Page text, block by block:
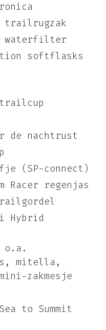
trailrugzak
waterfilter
softflasks
trailcup
de nachtrust
(SP-connect)
Racer regenjas
Hybrid
o.a.
mitella,
zakmesje
to Summit